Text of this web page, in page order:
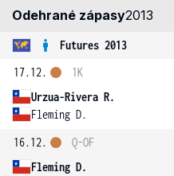
Odehrané zápasy2013
Futures 2013
17.12.
Urzua-Rivera R.
Fleming D.
1K
16.12.
Fleming D.
Q-OF